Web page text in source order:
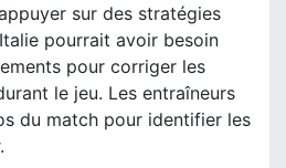
sur des stratégies
pourrait avoir besoin
pour corriger les
le jeu. Les entraîneurs
du match pour identifier les